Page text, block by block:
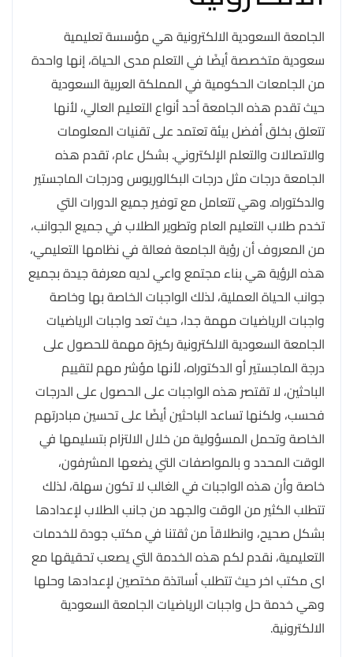
الجامعة السعودية الالكترونية هي مؤسسة تعليمية
سعودية متخصصة أيضًا في التعلم مدى الحياة، إنها واحدة
من الجامعات الحكومية في المملكة العربية السعودية
حيث تقدم هذه الجامعة أحد أنواع التعليم العالي، لأنها
تتعلق بخلق أفضل بيئة تعتمد على تقنيات المعلومات
والاتصالات والتعلم الإلكتروني. بشكل عام، تقدم هذه
الجامعة درجات مثل درجات البكالوريوس ودرجات الماجستير
والدكتوراه. وهي تتعامل مع توفير جميع الدورات التي
تخدم طلاب التعليم العام وتطوير الطلاب في جميع الجوانب،
من المعروف أن رؤية الجامعة فعالة في نظامها التعليمي،
هذه الرؤية هي بناء مجتمع واعي لديه معرفة جيدة بجميع
جوانب الحياة العملية، لذلك الواجبات الخاصة بها وخاصة
واجبات الرياضيات مهمة جدا، حيث تعد واجبات الرياضيات
الجامعة السعودية الالكترونية ركيزة مهمة للحصول على
درجة الماجستير أو الدكتوراه، لأنها مؤشر مهم لتقييم
الباحثين، لا تقتصر هذه الواجبات على الحصول على الدرجات
فحسب، ولكنها تساعد الباحثين أيضًا على تحسين مبادرتهم
الخاصة وتحمل المسؤولية من خلال الالتزام بتسليمها في
الوقت المحدد و بالمواصفات التي يضعها المشرفون،
خاصة وأن هذه الواجبات في الغالب لا تكون سهلة، لذلك
تتطلب الكثير من الوقت والجهد من جانب الطلاب لإعدادها
بشكل صحيح، وانطلاقاً من ثقتنا في مكتب جودة للخدمات
التعليمية، نقدم لكم هذه الخدمة التي يصعب تحقيقها مع
اى مكتب اخر حيث تتطلب أساتذة مختصين لإعدادها وحلها
وهي خدمة حل واجبات الرياضيات الجامعة السعودية
الالكترونية.